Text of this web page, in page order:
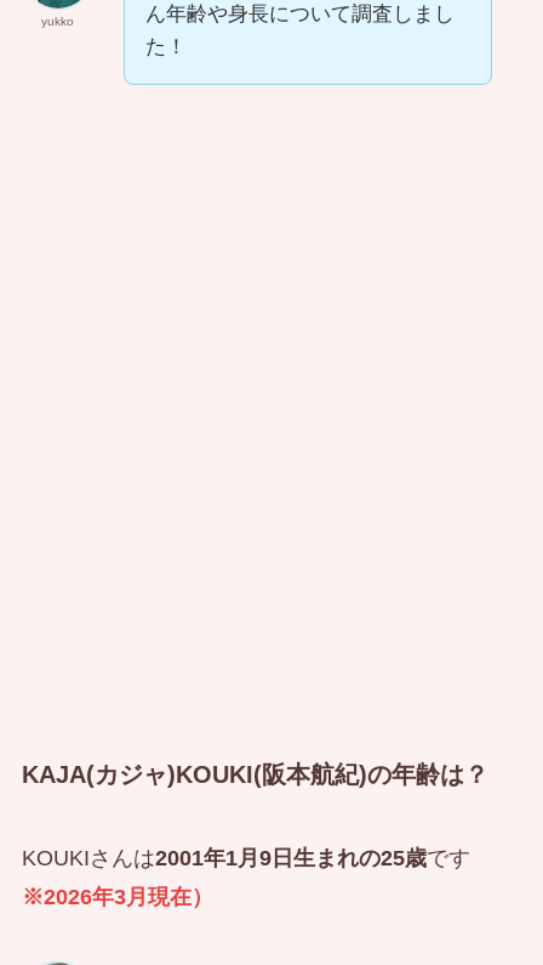
yukko
ん年齢や身長について調査しまし
た！
KAJA(カジャ)KOUKI(阪本航紀)の年齢は？
KOUKIさんは2001年1月9日生まれの25歳です
※2026年3月現在）